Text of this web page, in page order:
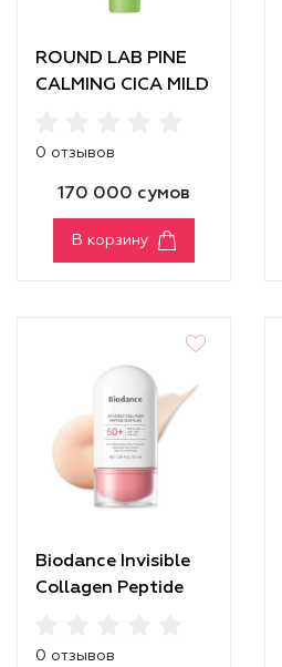
ROUND LAB PINE
CALMING CICA MILD
0 отзывов
170 000 сумов
В корзину
Biodance Invisible
Collagen Peptide
0 отзывов